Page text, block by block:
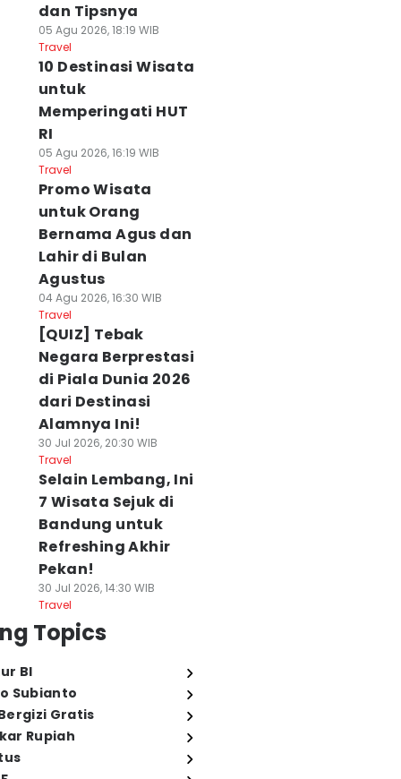
dan Tipsnya
05 Agu 2026, 18:19 WIB
Travel
10 Destinasi Wisata
untuk
Memperingati HUT
RI
05 Agu 2026, 16:19 WIB
Travel
Promo Wisata
untuk Orang
Bernama Agus dan
Lahir di Bulan
Agustus
04 Agu 2026, 16:30 WIB
Travel
[QUIZ] Tebak
Negara Berprestasi
di Piala Dunia 2026
dari Destinasi
Alamnya Ini!
30 Jul 2026, 20:30 WIB
Travel
Selain Lembang, Ini
7 Wisata Sejuk di
Bandung untuk
Refreshing Akhir
Pekan!
30 Jul 2026, 14:30 WIB
Travel
Topics
BI
Subianto
Gratis
Rupiah